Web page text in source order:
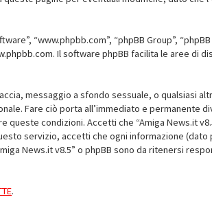
“www.phpbb.com”, “phpBB Group”,
. Il software phpBB facilita le aree di
messaggio a sfondo sessuale, o qualsiasi
Fare ciò porta all’immediato e
condizioni. Accetti che “Amiga News.it
servizio, accetti che ogni informazione
News.it v8.5” o phpBB sono da ritenersi
.